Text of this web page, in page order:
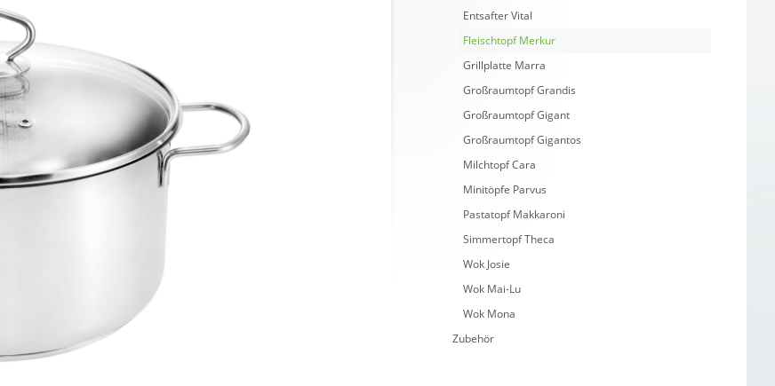
Entsafter Vital
Fleischtopf Merkur
Grillplatte Marra
Großraumtopf Grandis
Großraumtopf Gigant
Großraumtopf Gigantos
Milchtopf Cara
Minitöpfe Parvus
Pastatopf Makkaroni
Simmertopf Theca
Wok Josie
Wok Mai-Lu
Wok Mona
Zubehör